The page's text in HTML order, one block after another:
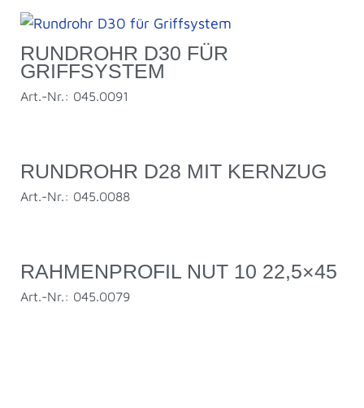
RUNDROHR D30 FÜR
GRIFFSYSTEM
Art.-Nr.: 045.0091
RUNDROHR D28 MIT KERNZUG
Art.-Nr.: 045.0088
RAHMENPROFIL NUT 10 22,5×45
Art.-Nr.: 045.0079